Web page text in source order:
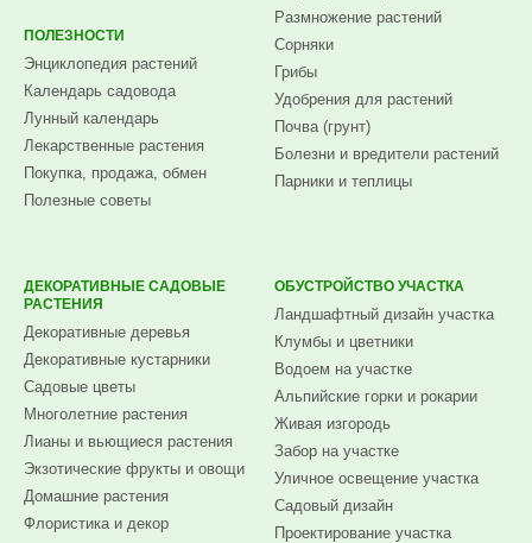
ПОЛЕЗНОСТИ
Энциклопедия растений
Календарь садовода
Лунный календарь
Лекарственные растения
Покупка, продажа, обмен
Полезные советы
Размножение растений
Сорняки
Грибы
Удобрения для растений
Почва (грунт)
Болезни и вредители растений
Парники и теплицы
ДЕКОРАТИВНЫЕ САДОВЫЕ
РАСТЕНИЯ
Декоративные деревья
Декоративные кустарники
Садовые цветы
Многолетние растения
Лианы и вьющиеся растения
Экзотические фрукты и овощи
Домашние растения
Флористика и декор
ОБУСТРОЙСТВО УЧАСТКА
Ландшафтный дизайн участка
Клумбы и цветники
Водоем на участке
Альпийские горки и рокарии
Живая изгородь
Забор на участке
Уличное освещение участка
Садовый дизайн
Проектирование участка